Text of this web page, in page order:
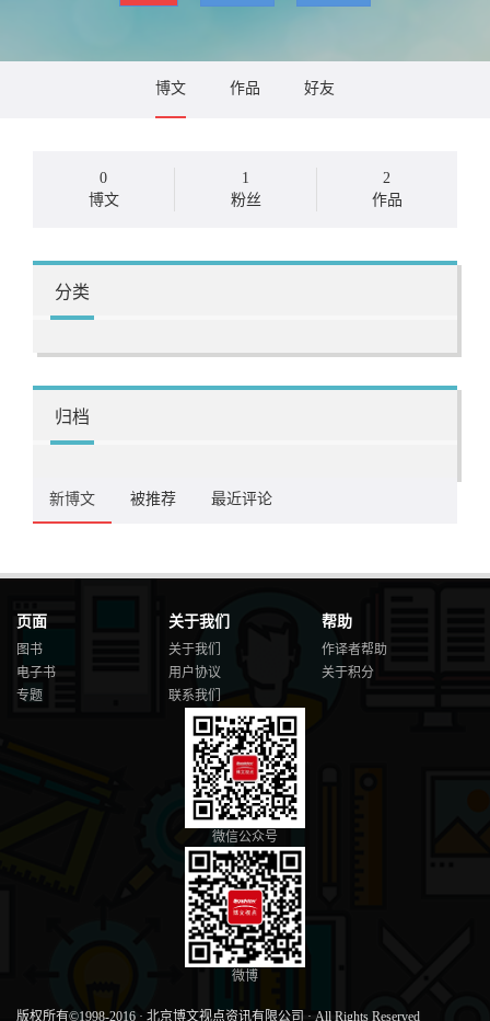
博文 作品 好友
0
博文
1
粉丝
2
作品
分类
归档
新博文 被推荐 最近评论
页面
图书
电子书
专题
关于我们
关于我们
用户协议
联系我们
帮助
作译者帮助
关于积分
微信公众号
微博
版权所有©1998-2016 · 北京博文视点资讯有限公司 · All Rights Reserved